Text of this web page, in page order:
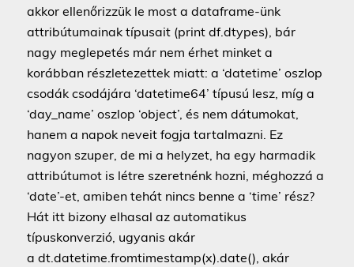
akkor ellenőrizzük le most a dataframe-ünk
attribútumainak típusait (print df.dtypes), bár
nagy meglepetés már nem érhet minket a
korábban részletezettek miatt: a ‘datetime’ oszlop
csodák csodájára ‘datetime64’ típusú lesz, míg a
‘day_name’ oszlop ‘object’, és nem dátumokat,
hanem a napok neveit fogja tartalmazni. Ez
nagyon szuper, de mi a helyzet, ha egy harmadik
attribútumot is létre szeretnénk hozni, méghozzá a
‘date’-et, amiben tehát nincs benne a ‘time’ rész?
Hát itt bizony elhasal az automatikus
típuskonverzió, ugyanis akár
a dt.datetime.fromtimestamp(x).date(), akár